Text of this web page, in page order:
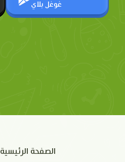
غوغل بلاي
الصفحة الرئيسية